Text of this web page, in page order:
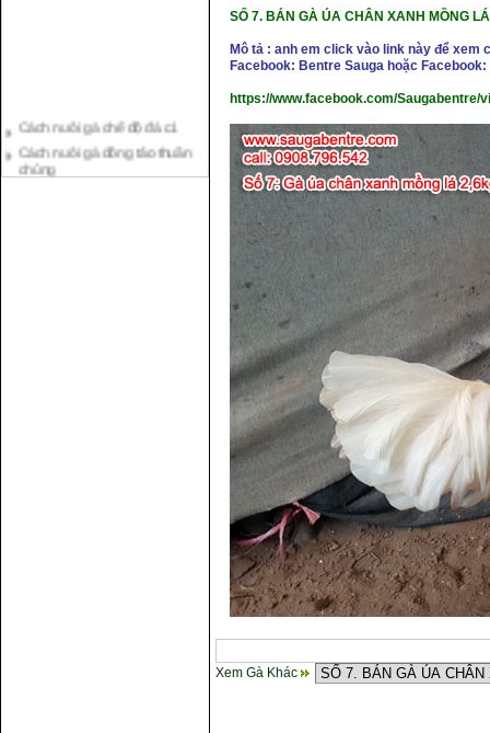
Cách nuôi gà đông tảo thuần
chủng
Kỹ thuật nuôi gà con mới nở
SỐ 7.BÁN GÀ ÚA CHÂN XANH MỒNG
Mô tả : anh em click vào link này để
Facebook: Bentre Sauga hoặc Facebook:
https://www.facebook.com/Saugabentre/
Xem Gà Khác